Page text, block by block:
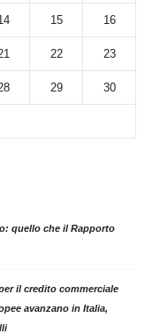
15 16
22 23
29 30
quello che il Rapporto
il credito commerciale
avanzano in Italia,